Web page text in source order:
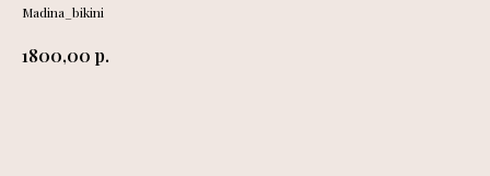
Madina_bikini
1800,00 р.